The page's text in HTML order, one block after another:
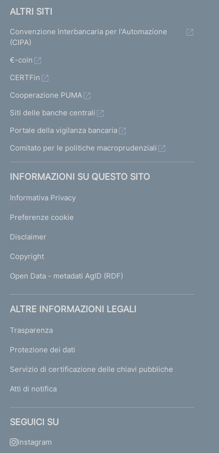
ALTRI SITI
Convenzione Interbancaria per l'Automazione
(CIPA)
€-coin
CERTFin
Cooperazione PUMA
Siti delle banche centrali
Portale della vigilanza bancaria
Comitato per le politiche macroprudenziali
INFORMAZIONI SU QUESTO SITO
Informativa Privacy
Preferenze cookie
Disclaimer
Copyright
Open Data - metadati AgID (RDF)
ALTRE INFORMAZIONI LEGALI
Trasparenza
Protezione dei dati
Servizio di certificazione delle chiavi pubbliche
Atti di notifica
SEGUICI SU
Instagram